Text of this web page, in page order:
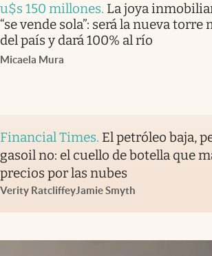
u$s 150 millones. La joya
“se vende sola”: será la nueva torre
del país y dará 100% al río
Micaela Mura
Financial Times. El petróleo baja,
gasoil no: el cuello de botella que
precios por las nubes
Verity RatcliffeyJamie Smyth